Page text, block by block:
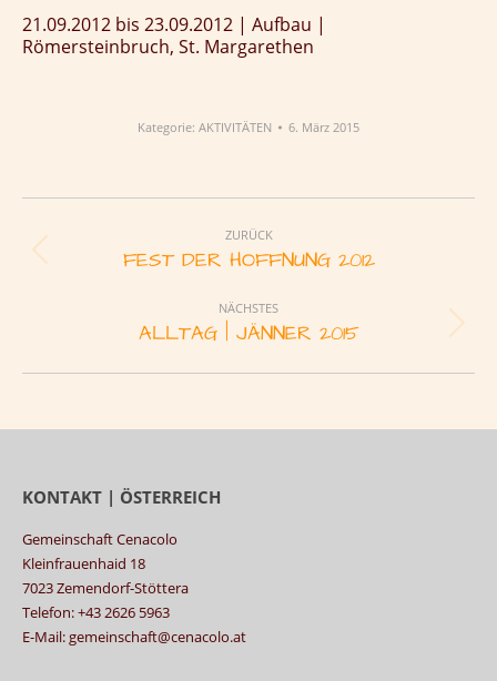
21.09.2012 bis 23.09.2012 | Aufbau |
Römersteinbruch, St. Margarethen
Kategorie: AKTIVITÄTEN 6. März 2015
Navigation
ZURÜCK
Vorheriges
FEST DER HOFFNUNG 2012
NÄCHSTES
Nächstes
ALLTAG | JÄNNER 2015
KONTAKT | ÖSTERREICH
Gemeinschaft Cenacolo
Kleinfrauenhaid 18
7023 Zemendorf-Stöttera
Telefon: +43 2626 5963
E-Mail: gemeinschaft@cenacolo.at